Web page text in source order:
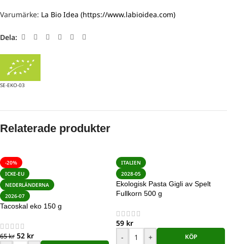
Varumärke: La Bio Idea (https://www.labioidea.com)
Dela:
SE-EKO-03
Relaterade produkter
-20%
ICKE-EU
NEDERLÄNDERNA
2026-07
Tacoskal eko 150 g
65kr 52 kr
ITALIEN
2028-05
Ekologisk Pasta Gigli av Spelt
Fullkorn 500 g
59 kr
-
+ KÖP